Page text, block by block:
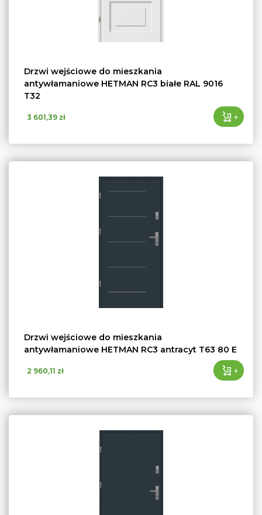
Drzwi wejściowe do mieszkania
antywłamaniowe HETMAN RC3 białe RAL 9016
T32
3 601,39 zł +
Drzwi wejściowe do mieszkania
antywłamaniowe HETMAN RC3 antracyt T63 80 E
2 960,11 zł +